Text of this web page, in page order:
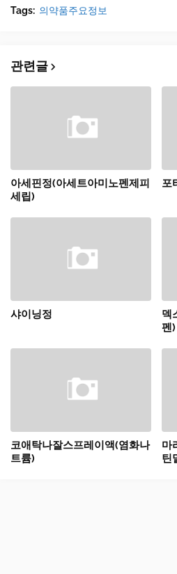
Tags: 의약품주요정보
관련글
아세핀정(아세트아미노펜제피
세립)
포
샤이닝정
덱
펜)
코애탁나잘스프레이액(염화나
트륨)
마
틴